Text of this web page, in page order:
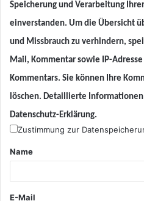
Speicherung und Verarbeitung
einverstanden. Um die Übersicht
und Missbrauch zu verhindern,
Mail, Kommentar sowie IP-
Kommentars. Sie können Ihre
löschen. Detaillierte
Datenschutz-Erklärung.
Zustimmung zur
Name
E-Mail